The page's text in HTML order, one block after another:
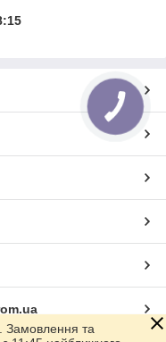
Замовлення та
КНОПКА
ЗВ'ЯЗКУ